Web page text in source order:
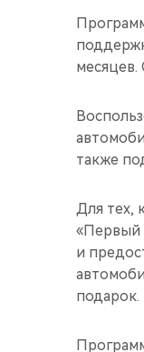
месяцев.
также
Для тех,
«Первый
и
подарок.